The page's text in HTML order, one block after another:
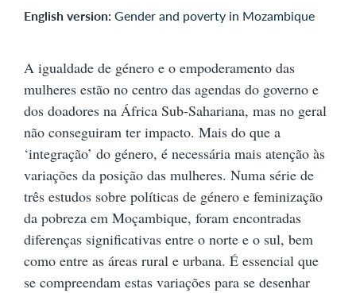
English version: Gender and poverty in Mozambique
A igualdade de género e o empoderamento das
mulheres estão no centro das agendas do governo e
dos doadores na África Sub-Sahariana, mas no geral
não conseguiram ter impacto. Mais do que a
‘integração’ do género, é necessária mais atenção às
variações da posição das mulheres. Numa série de
três estudos sobre políticas de género e feminização
da pobreza em Moçambique, foram encontradas
diferenças significativas entre o norte e o sul, bem
como entre as áreas rural e urbana. É essencial que
se compreendam estas variações para se desenhar